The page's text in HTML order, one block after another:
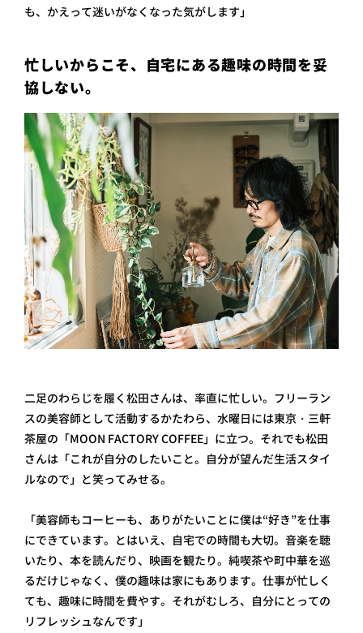
も、かえって迷いがなくなった気がします」
忙しいからこそ、自宅にある趣味の時間を妥
協しない。
二足のわらじを履く松田さんは、率直に忙しい。フリーラン
スの美容師として活動するかたわら、水曜日には東京・三軒
茶屋の「MOON FACTORY COFFEE」に立つ。それでも松田
さんは「これが自分のしたいこと。自分が望んだ生活スタイ
ルなので」と笑ってみせる。
「美容師もコーヒーも、ありがたいことに僕は“好き”を仕事
にできています。とはいえ、自宅での時間も大切。音楽を聴
いたり、本を読んだり、映画を観たり。純喫茶や町中華を巡
るだけじゃなく、僕の趣味は家にもあります。仕事が忙しく
ても、趣味に時間を費やす。それがむしろ、自分にとっての
リフレッシュなんです」